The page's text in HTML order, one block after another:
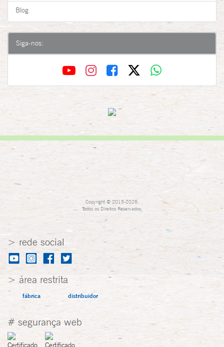
Blog
Siga-nos:
Copyright © 2015-2026,
Todos os Direitos Reservados.
> rede social
> área restrita
fábrica distribuidor
# segurança web